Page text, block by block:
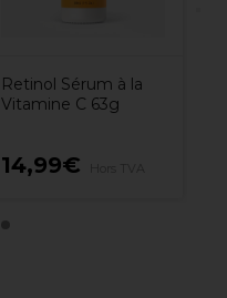
Retinol Sérum à la
Vitamine C 63g
14,99€